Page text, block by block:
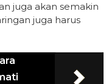
juga akan semakin
juga harus